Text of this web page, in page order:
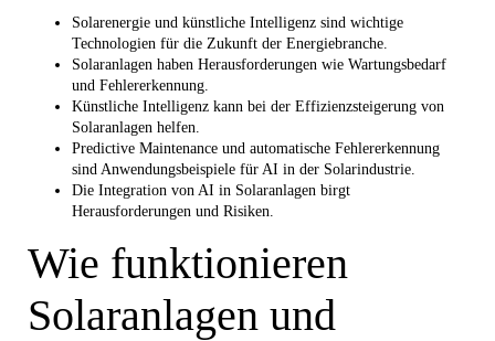
Solarenergie und künstliche Intelligenz sind wichtige
Technologien für die Zukunft der Energiebranche.
Solaranlagen haben Herausforderungen wie Wartungsbedarf
und Fehlererkennung.
Künstliche Intelligenz kann bei der Effizienzsteigerung von
Solaranlagen helfen.
Predictive Maintenance und automatische Fehlererkennung
sind Anwendungsbeispiele für AI in der Solarindustrie.
Die Integration von AI in Solaranlagen birgt
Herausforderungen und Risiken.
Wie funktionieren
Solaranlagen und